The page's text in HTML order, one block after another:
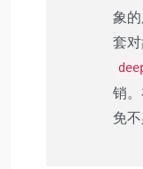
象
套
销
免